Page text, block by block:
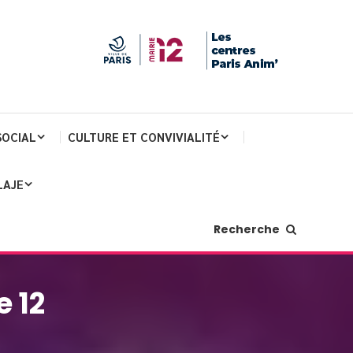
CULTURE ET CONVIVIALITÉ
Recherche
12